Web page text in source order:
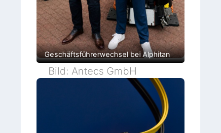
Geschäftsführerwechsel bei Alphitan
Bild: Antecs GmbH